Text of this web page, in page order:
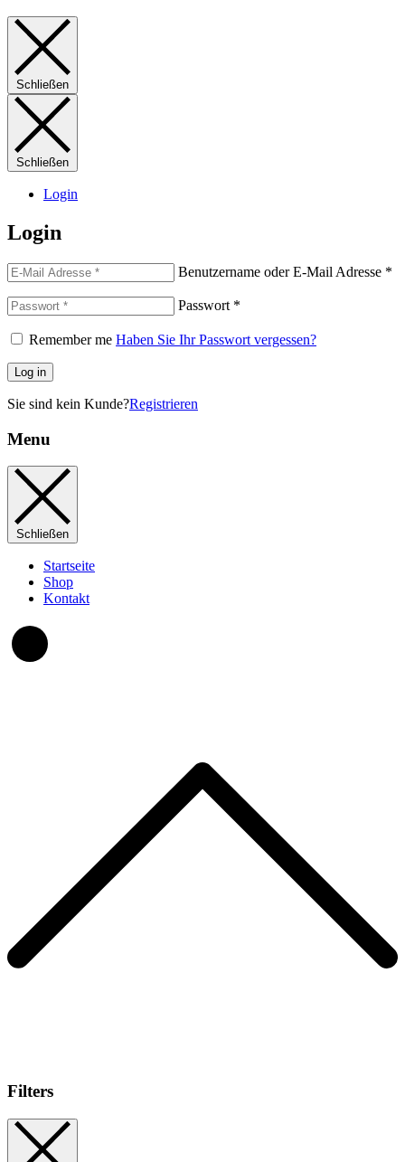
Schließen
Schließen
Login
Login
Benutzername oder E-Mail Adresse *
Passwort *
Remember me Haben Sie Ihr Passwort vergessen?
Log in
Sie sind kein Kunde?Registrieren
Menu
Schließen
Startseite
Shop
Kontakt
Filters